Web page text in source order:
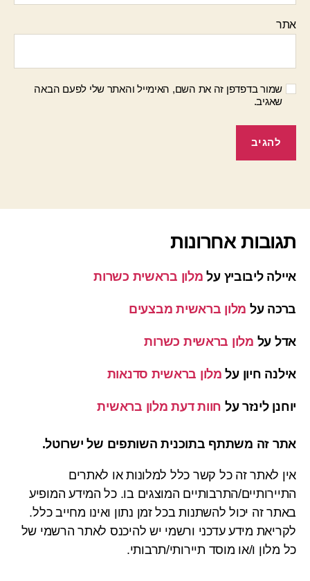
אתר
שמור בדפדפן זה את השם, האימייל והאתר שלי לפעם הבאה
שאגיב.
תגובות אחרונות
איילה ליבוביץ על מלון בראשית כשרות
ברכה על מלון בראשית מבצעים
אדל על מלון בראשית כשרות
אילנה חיון על מלון בראשית סדנאות
יוחנן לינזר על חוות דעת מלון בראשית
אתר זה משתתף בתוכנית השותפים של ישרוטל.
אין לאתר זה כל קשר כלל למלונות או לאתרים
התיירותיים/התרבותיים המוצגים בו. כל המידע המופיע
באתר זה יכול להשתנות בכל זמן נתון ואינו מחייב כלל.
לקריאת מידע עדכני ורשמי יש להיכנס לאתר הרשמי של
כל מלון ו/או מוסד תיירותי/תרבותי.